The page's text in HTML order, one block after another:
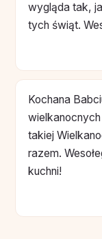
wygląda tak,
tych świąt.
Kochana
takiej
razem.
kuchni!